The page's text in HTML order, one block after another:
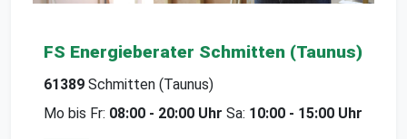
FS Energieberater Schmitten (Taunus)
61389 Schmitten (Taunus)
Mo bis Fr: 08:00 - 20:00 Uhr Sa: 10:00 - 15:00 Uhr